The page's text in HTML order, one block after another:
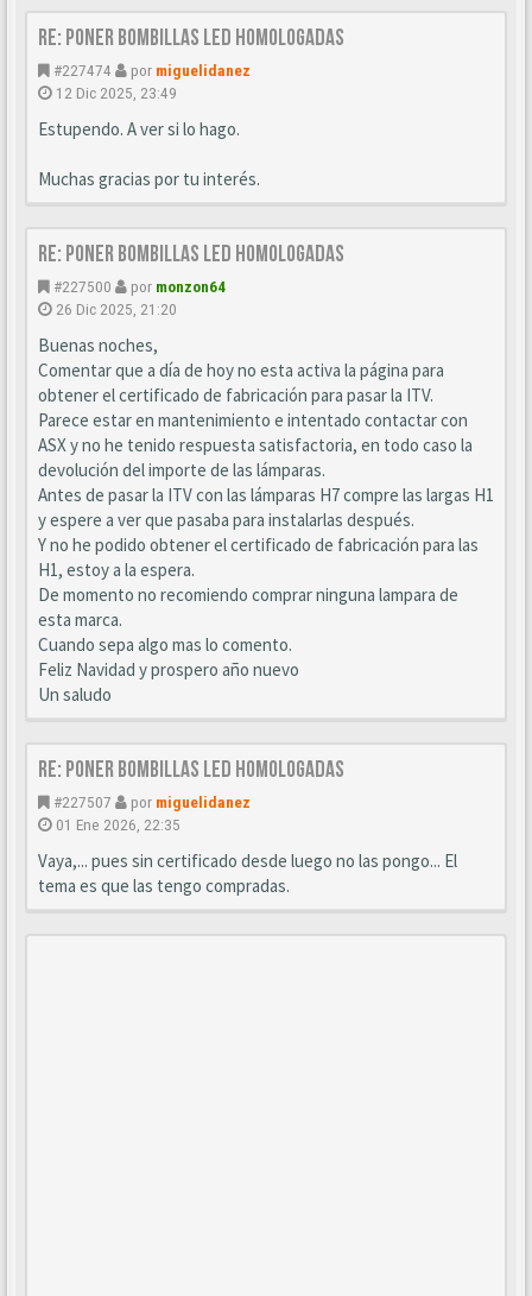
Re: Poner bombillas led homologadas
#227474 por miguelidanez
12 Dic 2025, 23:49
Estupendo. A ver si lo hago.
Muchas gracias por tu interés.
Re: Poner bombillas led homologadas
#227500 por monzon64
26 Dic 2025, 21:20
Buenas noches,
Comentar que a día de hoy no esta activa la página para
obtener el certificado de fabricación para pasar la ITV.
Parece estar en mantenimiento e intentado contactar con
ASX y no he tenido respuesta satisfactoria, en todo caso la
devolución del importe de las lámparas.
Antes de pasar la ITV con las lámparas H7 compre las largas H1
y espere a ver que pasaba para instalarlas después.
Y no he podido obtener el certificado de fabricación para las
H1, estoy a la espera.
De momento no recomiendo comprar ninguna lampara de
esta marca.
Cuando sepa algo mas lo comento.
Feliz Navidad y prospero año nuevo
Un saludo
Re: Poner bombillas led homologadas
#227507 por miguelidanez
01 Ene 2026, 22:35
Vaya,... pues sin certificado desde luego no las pongo... El
tema es que las tengo compradas.